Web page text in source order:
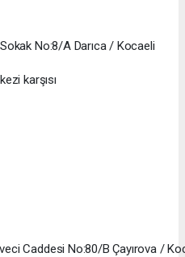
No:8/A Darıca / Kocaeli
karşısı
Caddesi No:80/B Çayırova /